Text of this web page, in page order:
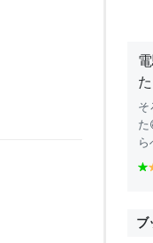
そ
た
e
n
ブ